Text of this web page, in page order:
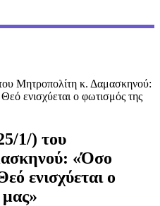
Μητροπολίτη κ. Δαμασκηνού:
ενισχύεται ο φωτισμός της
1/) του
«Όσο
ενισχύεται ο